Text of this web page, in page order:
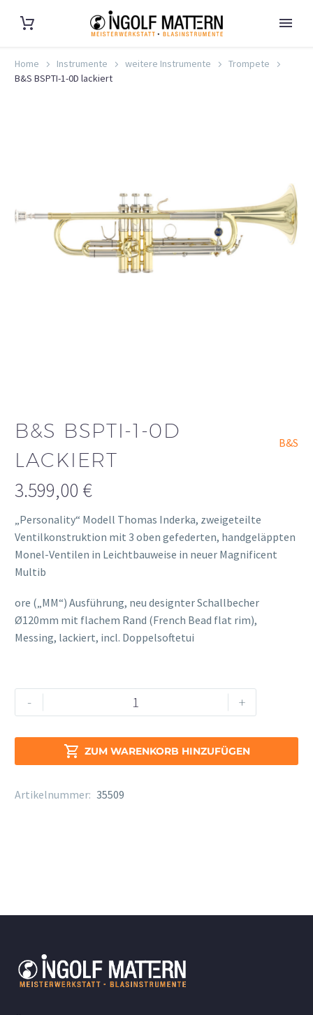
Home Instrumente weitere Instrumente
Trompete
B&S BSPTI-1-0D lackiert
B&S BSPTI-1-0D
LACKIERT
B&S
3.599,00 €
„Personality“ Modell Thomas Inderka, zweigeteilte
Ventilkonstruktion mit 3 oben gefederten, handgeläppten
Monel-Ventilen in Leichtbauweise in neuer Magnificent
Multib
osteopathe-nyon-cabinet-monney
ore („MM“) Ausführung, neu designter Schallbecher
Ø120mm mit flachem Rand (French Bead flat rim),
Messing, lackiert, incl. Doppelsoftetui
-
BSPTI-
lackiert
+
 ZUM WARENKORB HINZUFÜGEN
Alternative:
Artikelnummer: 35509